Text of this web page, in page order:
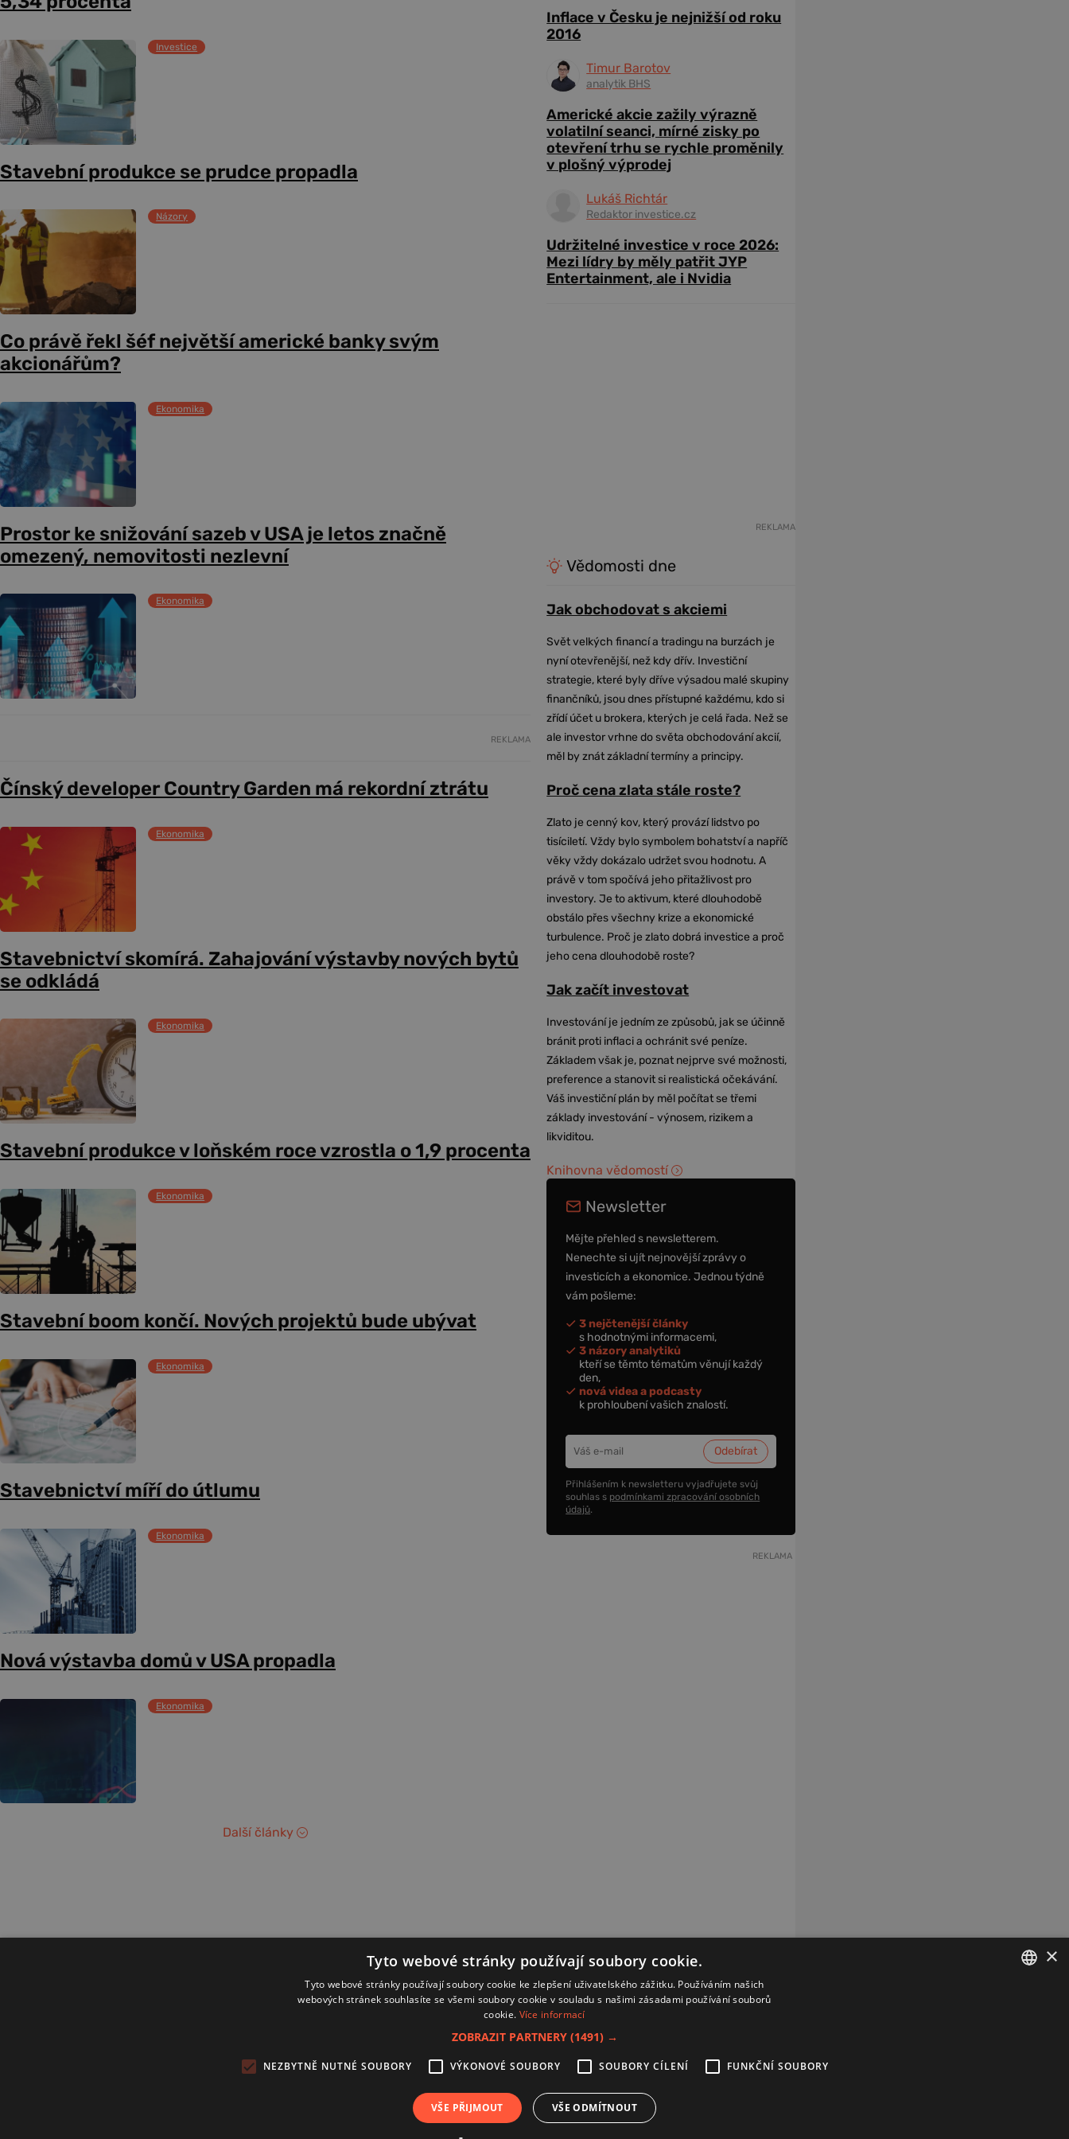
Investice
Stavební produkce se prudce propadla
Názory
Co právě řekl šéf největší americké banky svým
akcionářům?
Ekonomika
Prostor ke snižování sazeb v USA je letos značně
omezený, nemovitosti nezlevní
Ekonomika
REKLAMA
Čínský developer Country Garden má rekordní ztrátu
Ekonomika
Stavebnictví skomírá. Zahajování výstavby nových bytů
se odkládá
Ekonomika
Stavební produkce v loňském roce vzrostla o 1,9 procenta
Ekonomika
Stavební boom končí. Nových projektů bude ubývat
Ekonomika
Stavebnictví míří do útlumu
Ekonomika
Nová výstavba domů v USA propadla
Ekonomika
Další články
Inflace v Česku je nejnižší od roku
2016
Timur Barotov
analytik BHS
Americké akcie zažily výrazně
volatilní seanci, mírné zisky po
otevření trhu se rychle proměnily
v plošný výprodej
Lukáš Richtár
Redaktor investice.cz
Udržitelné investice v roce 2026:
Mezi lídry by měly patřit JYP
Entertainment, ale i Nvidia
REKLAMA
Vědomosti dne
Jak obchodovat s akciemi
Svět velkých financí a tradingu na burzách je
nyní otevřenější, než kdy dřív. Investiční
strategie, které byly dříve výsadou malé skupiny
finančníků, jsou dnes přístupné každému, kdo si
zřídí účet u brokera, kterých je celá řada. Než se
ale investor vrhne do světa obchodování akcií,
měl by znát základní termíny a principy.
Proč cena zlata stále roste?
Zlato je cenný kov, který provází lidstvo po
tisíciletí. Vždy bylo symbolem bohatství a napříč
věky vždy dokázalo udržet svou hodnotu. A
právě v tom spočívá jeho přitažlivost pro
investory. Je to aktivum, které dlouhodobě
obstálo přes všechny krize a ekonomické
turbulence. Proč je zlato dobrá investice a proč
jeho cena dlouhodobě roste?
Jak začít investovat
Investování je jedním ze způsobů, jak se účinně
bránit proti inflaci a ochránit své peníze.
Základem však je, poznat nejprve své možnosti,
preference a stanovit si realistická očekávání.
Váš investiční plán by měl počítat se třemi
základy investování - výnosem, rizikem a
likviditou.
Knihovna vědomostí
Newsletter
Mějte přehled s newsletterem.
Nenechte si ujít nejnovější zprávy o
investicích a ekonomice. Jednou týdně
vám pošleme:
3 nejčtenější články
s hodnotnými informacemi,
3 názory analytiků
kteří se těmto tématům věnují každý
den,
nová videa a podcasty
k prohloubení vašich znalostí.
Přihlášením k newsletteru vyjadřujete svůj
souhlas s podmínkami zpracování osobních
údajů.
REKLAMA
Kontakt
Zásady používání souborů cookies
Zpracování osobních údajů
×
Tyto webové stránky používají soubory cookie.
Tyto webové stránky používají soubory cookie ke zlepšení uživatelského zážitku. Používáním našich
webových stránek souhlasíte se všemi soubory cookie v souladu s našimi zásadami používání souborů
cookie. Více informací
ZOBRAZIT PARTNERY (1491) →
NEZBYTNĚ NUTNÉ SOUBORY VÝKONOVÉ SOUBORY SOUBORY CÍLENÍ FUNKČNÍ SOUBORY
VŠE PŘIJMOUT VŠE ODMÍTNOUT